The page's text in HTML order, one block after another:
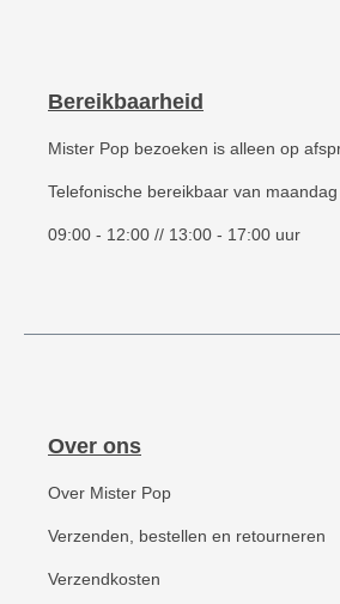
Bereikbaarheid
Mister Pop bezoeken is alleen op
Telefonische bereikbaar van
09:00 - 12:00 // 13:00 - 17:00 uur
Over ons
Over Mister Pop
Verzenden, bestellen en retourneren
Verzendkosten